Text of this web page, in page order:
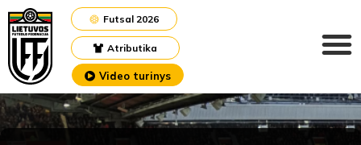
Atributika
Futsal 2026
Video turinys